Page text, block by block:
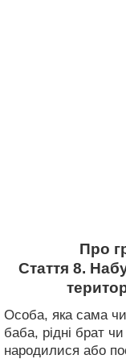
Про
Стаття 8.
Особа, яка сама чи
баба, рідні брат
народилися або